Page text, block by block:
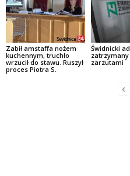
Zabił amstaffa nożem
kuchennym, truchło
wrzucił do stawu. Ruszył
proces Piotra S.
Świdnicki
zatrzymany
zarzutami